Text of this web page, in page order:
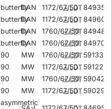
butterflyDAN 1172/67/50
849350
butterflyDAN 1172/67/50
849602
butterflyDAN 1760/67/50 849480
butterflyDAN 1760/67/50 849701
90 MW 1760/67/50 591334
90 MW 1172/67/50
591228
90 MW 1760/67/50 590429
90 MW 1172/67/50 590290
asymmetric